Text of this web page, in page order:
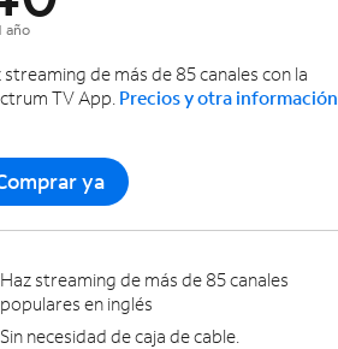
año
streaming de más de 85 canales con la
TV App. Precios y otra información
ya
Haz streaming de más de 85 canales
populares en inglés
Sin necesidad de caja de cable.